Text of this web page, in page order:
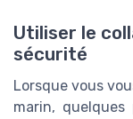
Utiliser le
sécurité
Lorsque vous
marin,